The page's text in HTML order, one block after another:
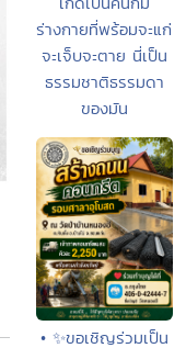
ร่างกายที่พร้อมจะแก่
จะเจ็บจะตาย นี่เป็น
ธรรมชาติธรรมดา
ของมัน
• ✨ขอเชิญร่วมเป็น